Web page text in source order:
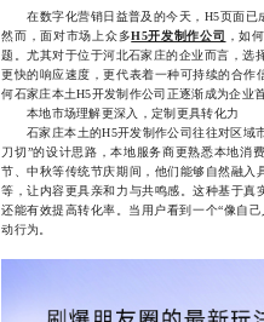
在数字化营销日益普及的今天，H5页面已
然而，面对市场上众多H5开发制作公司
，如
题。尤其对于位于河北石家庄的企业而言，选
更快的响应速度，更代表着一种可持续的合作
何石家庄本土H5开发制作公司正逐渐成为企业
本地市场理解更深入，定制更具转化力
石家庄本土的H5开发制作公司往往对区域
刀切”的设计思路，本地服务商更熟悉本地消
节、中秋等传统节庆期间，他们能够自然融
等，让内容更具亲和力与共鸣感。这种基于
还能有效提高转化率。当用户看到一个“像自
动行为。